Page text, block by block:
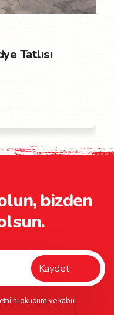
Tatlısı
bizden
'ni okudum ve kabul